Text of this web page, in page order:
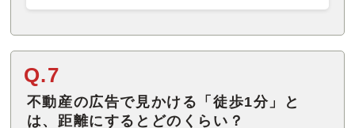
Q.7
不動産の広告で見かける「徒歩1分」と
は、距離にするとどのくらい？